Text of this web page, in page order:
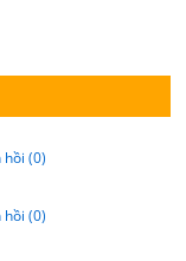
hồi (0)
hồi (0)